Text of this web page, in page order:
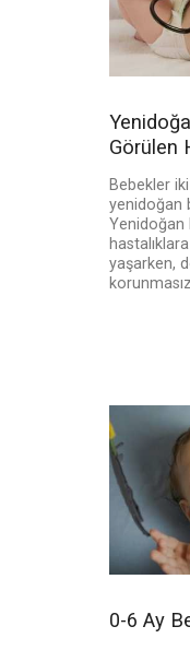
Görülen
Bebekler
yenidoğan
Yenidoğan
yaşarken,
0-6 Ay